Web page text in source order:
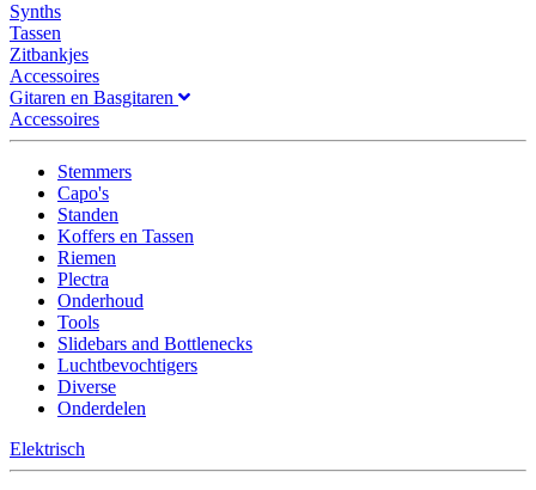
Synths
Tassen
Zitbankjes
Accessoires
Gitaren en Basgitaren
Accessoires
Stemmers
Capo's
Standen
Koffers en Tassen
Riemen
Plectra
Onderhoud
Tools
Slidebars and Bottlenecks
Luchtbevochtigers
Diverse
Onderdelen
Elektrisch